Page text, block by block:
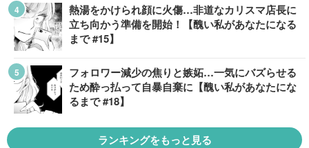
熱湯をかけられ顔に火傷…非道なカリスマ店長に
立ち向かう準備を開始！【醜い私があなたになる
まで #15】
フォロワー減少の焦りと嫉妬…一気にバズらせる
ため酔っ払って自暴自棄に【醜い私があなたにな
るまで #18】
ランキングをもっと見る